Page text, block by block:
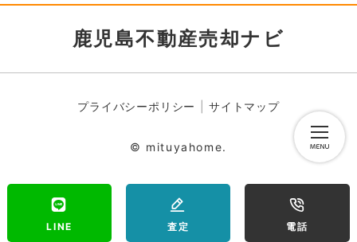
LINE 査定 電話
鹿児島不動産売却ナビ
プライバシーポリシー サイトマップ
© mituyahome.